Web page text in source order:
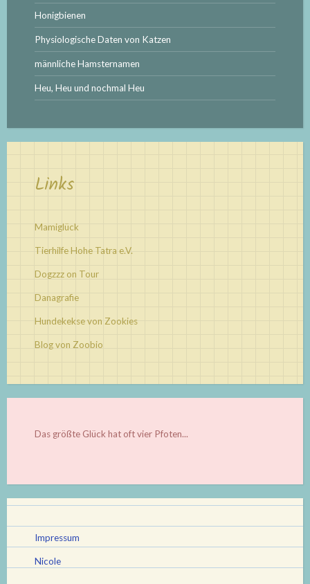
Honigbienen
Physiologische Daten von Katzen
männliche Hamsternamen
Heu, Heu und nochmal Heu
Links
Mamiglück
Tierhilfe Hohe Tatra e.V.
Dogzzz on Tour
Danagrafie
Hundekekse von Zookies
Blog von Zoobio
Das größte Glück hat oft vier Pfoten...
Impressum
Nicole